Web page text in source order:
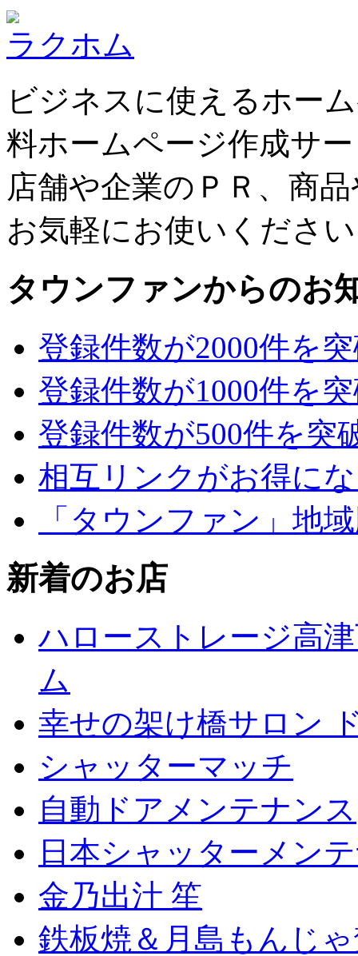
ラクホム
ビジネスに使えるホー
料ホームページ作成サ
店舗や企業のＰＲ、商
お気軽にお使いくださ
タウンファンからのお
登録件数が2000件を
登録件数が1000件を
登録件数が500件を突
相互リンクがお得に
「タウンファン」地
新着のお店
ハローストレージ高
ム
幸せの架け橋サロン
シャッターマッチ
自動ドアメンテナンス
日本シャッターメン
金乃出汁 笙
鉄板焼＆月島もんじ